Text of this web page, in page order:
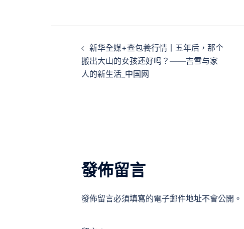
新华全媒+查包養行情丨五年后，那个
搬出大山的女孩还好吗？——吉雪与家
人的新生活_中国网
發佈留言
發佈留言必須填寫的電子郵件地址不會公開。